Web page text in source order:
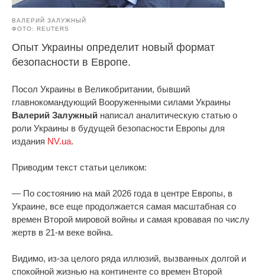
ВАЛЕРИЙ ЗАЛУЖНЫЙ
ФОТО: REUTERS
Опыт Украины определит новый формат
безопасности в Европе.
Посол Украины в Великобритании, бывший
главнокомандующий Вооруженными силами Украины
Валерий Залужный написал аналитическую статью о
роли Украины в будущей безопасности Европы для
издания NV.ua.
Приводим текст статьи целиком:
— По состоянию на май 2026 года в центре Европы, в
Украине, все еще продолжается самая масштабная со
времен Второй мировой войны и самая кровавая по числу
жертв в 21-м веке война.
Видимо, из-за целого ряда иллюзий, вызванных долгой и
спокойной жизнью на континенте со времен Второй